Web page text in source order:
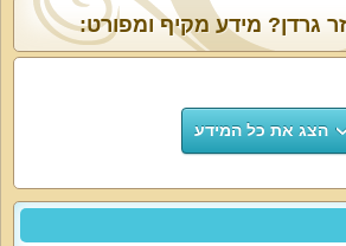
גרדן? מידע מקיף ומפורט:
הצג את כל המידע